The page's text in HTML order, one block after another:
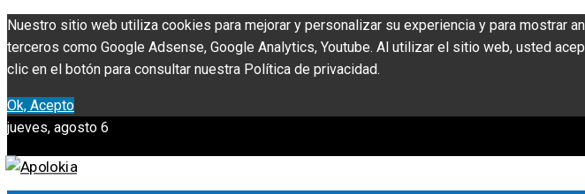
Nuestro sitio web utiliza cookies para mejorar y personalizar su experiencia y para mostrar
terceros como Google Adsense, Google Analytics, Youtube. Al utilizar el sitio web, usted
clic en el botón para consultar nuestra Política de privacidad.
Ok, Acepto
jueves, agosto 6